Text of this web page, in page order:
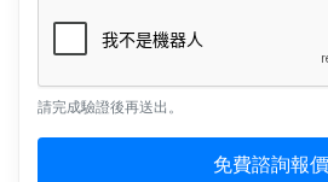
請完成驗證後再送出。
免費諮詢報價